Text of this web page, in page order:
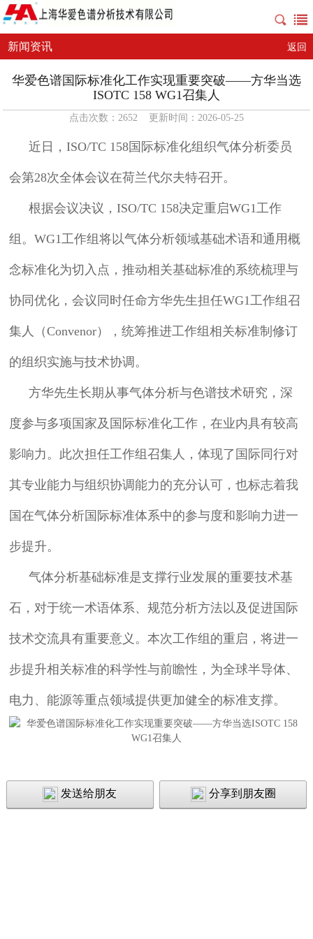
新闻资讯 返回
华爱色谱国际标准化工作实现重要突破——方华当选
ISOTC 158 WG1召集人
点击次数：2652 更新时间：2026-05-25
近日，ISO/TC 158国际标准化组织气体分析委员
会第28次全体会议在荷兰代尔夫特召开。
根据会议决议，ISO/TC 158决定重启WG1工作
组。WG1工作组将以气体分析领域基础术语和通用概
念标准化为切入点，推动相关基础标准的系统梳理与
协同优化，会议同时任命方华先生担任WG1工作组召
集人（Convenor），统筹推进工作组相关标准制修订
的组织实施与技术协调。
方华先生长期从事气体分析与色谱技术研究，深
度参与多项国家及国际标准化工作，在业内具有较高
影响力。此次担任工作组召集人，体现了国际同行对
其专业能力与组织协调能力的充分认可，也标志着我
国在气体分析国际标准体系中的参与度和影响力进一
步提升。
气体分析基础标准是支撑行业发展的重要技术基
石，对于统一术语体系、规范分析方法以及促进国际
技术交流具有重要意义。本次工作组的重启，将进一
步提升相关标准的科学性与前瞻性，为全球半导体、
电力、能源等重点领域提供更加健全的标准支撑。
发送给朋友 分享到朋友圈